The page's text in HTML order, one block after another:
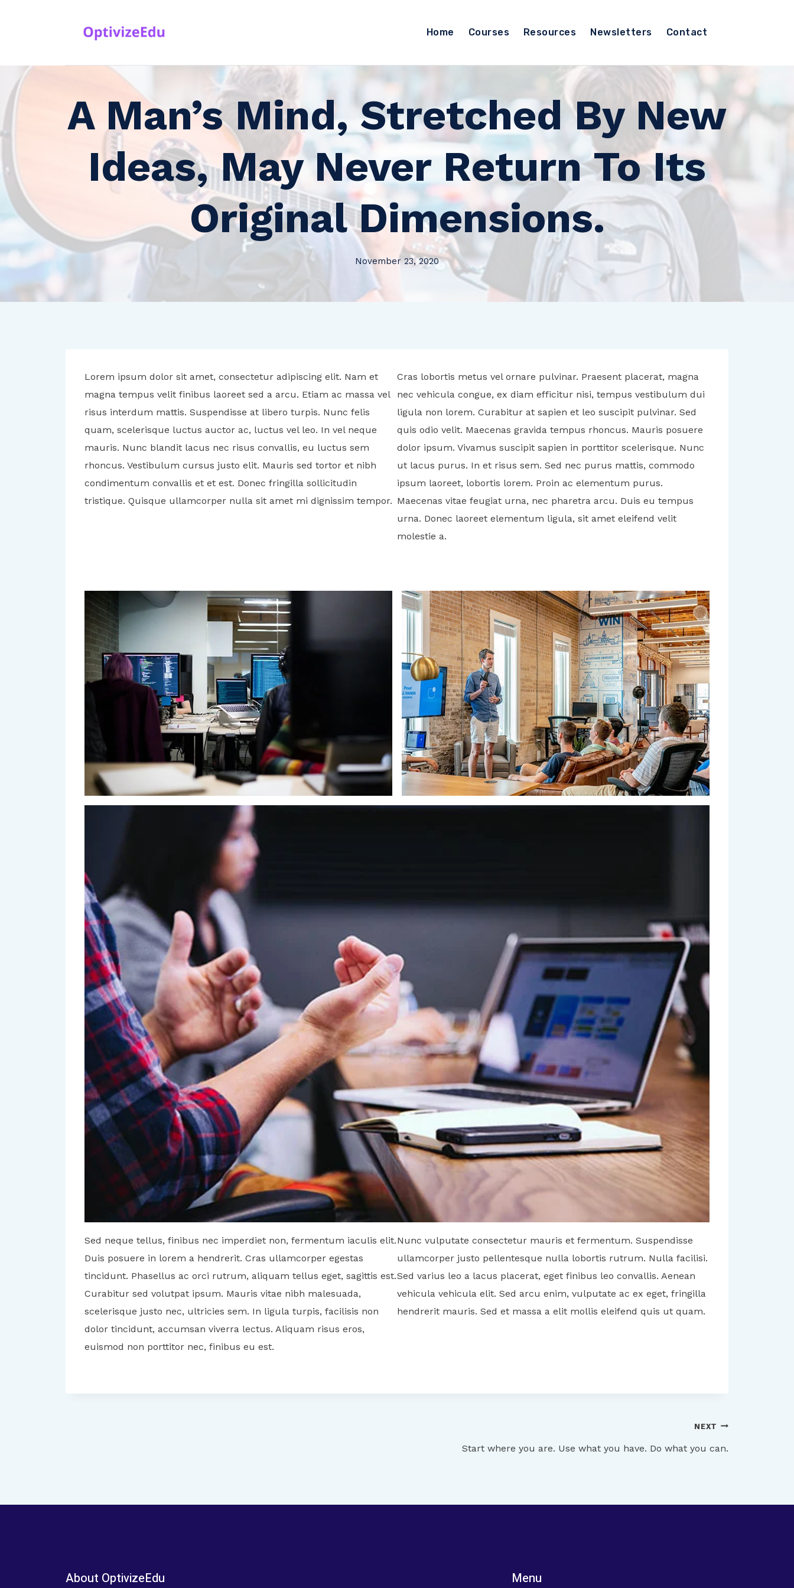
Home Courses Resources Newsletters Contact
A Man’s Mind, Stretched By New
Ideas, May Never Return To Its
Original Dimensions.
November 23, 2020
Lorem ipsum dolor sit amet, consectetur adipiscing elit. Nam et
magna tempus velit finibus laoreet sed a arcu. Etiam ac massa vel
risus interdum mattis. Suspendisse at libero turpis. Nunc felis
quam, scelerisque luctus auctor ac, luctus vel leo. In vel neque
mauris. Nunc blandit lacus nec risus convallis, eu luctus sem
rhoncus. Vestibulum cursus justo elit. Mauris sed tortor et nibh
condimentum convallis et et est. Donec fringilla sollicitudin
tristique. Quisque ullamcorper nulla sit amet mi dignissim tempor.
Cras lobortis metus vel ornare pulvinar. Praesent placerat, magna
nec vehicula congue, ex diam efficitur nisi, tempus vestibulum dui
ligula non lorem. Curabitur at sapien et leo suscipit pulvinar. Sed
quis odio velit. Maecenas gravida tempus rhoncus. Mauris posuere
dolor ipsum. Vivamus suscipit sapien in porttitor scelerisque. Nunc
ut lacus purus. In et risus sem. Sed nec purus mattis, commodo
ipsum laoreet, lobortis lorem. Proin ac elementum purus.
Maecenas vitae feugiat urna, nec pharetra arcu. Duis eu tempus
urna. Donec laoreet elementum ligula, sit amet eleifend velit
molestie a.
Sed neque tellus, finibus nec imperdiet non, fermentum iaculis elit.
Duis posuere in lorem a hendrerit. Cras ullamcorper egestas
tincidunt. Phasellus ac orci rutrum, aliquam tellus eget, sagittis est.
Curabitur sed volutpat ipsum. Mauris vitae nibh malesuada,
scelerisque justo nec, ultricies sem. In ligula turpis, facilisis non
dolor tincidunt, accumsan viverra lectus. Aliquam risus eros,
euismod non porttitor nec, finibus eu est.
Nunc vulputate consectetur mauris et fermentum. Suspendisse
ullamcorper justo pellentesque nulla lobortis rutrum. Nulla facilisi.
Sed varius leo a lacus placerat, eget finibus leo convallis. Aenean
vehicula vehicula elit. Sed arcu enim, vulputate ac ex eget, fringilla
hendrerit mauris. Sed et massa a elit mollis eleifend quis ut quam.
NEXT
Start where you are. Use what you have. Do what you can.
About OptivizeEdu Menu